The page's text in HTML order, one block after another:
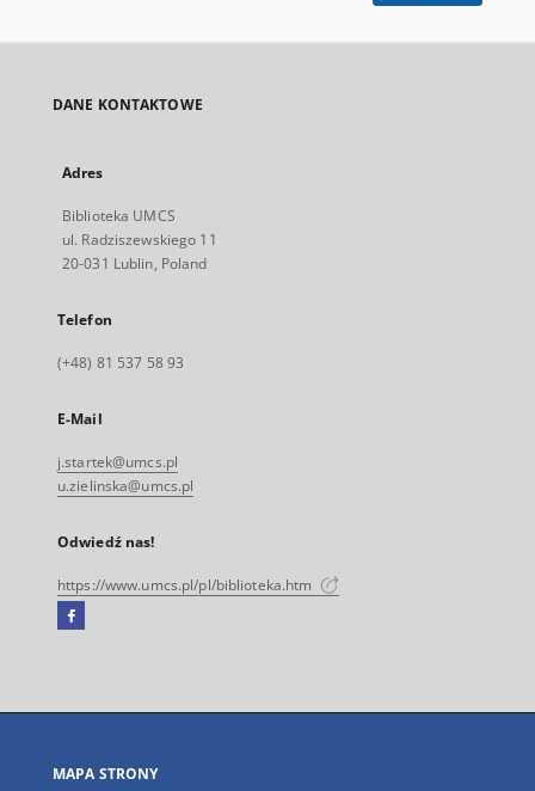
DANE KONTAKTOWE
Adres
Biblioteka UMCS
ul. Radziszewskiego 11
20-031 Lublin, Poland
Telefon
(+48) 81 537 58 93
E-Mail
j.startek@umcs.pl
u.zielinska@umcs.pl
Odwiedź nas!
https://www.umcs.pl/pl/biblioteka.htm
Facebook
się
karcie
MAPA STRONY